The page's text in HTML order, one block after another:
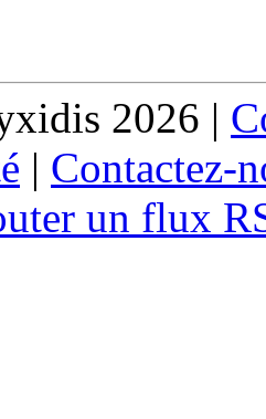
2026 |
| Contactez-
un flux